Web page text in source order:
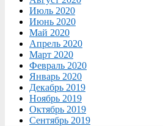
Июль 2020
Июнь 2020
Май 2020
Апрель 2020
Март 2020
Февраль 2020
Январь 2020
Декабрь 2019
Ноябрь 2019
Октябрь 2019
Сентябрь 2019